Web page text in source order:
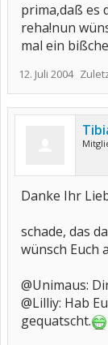
prima,daß es
reha!nun
mal ein
12. Juli 2004
Danke Ihr
schade, das
wünsch Euch
@Unimaus:
@Lilliy: Hab
gequatscht.